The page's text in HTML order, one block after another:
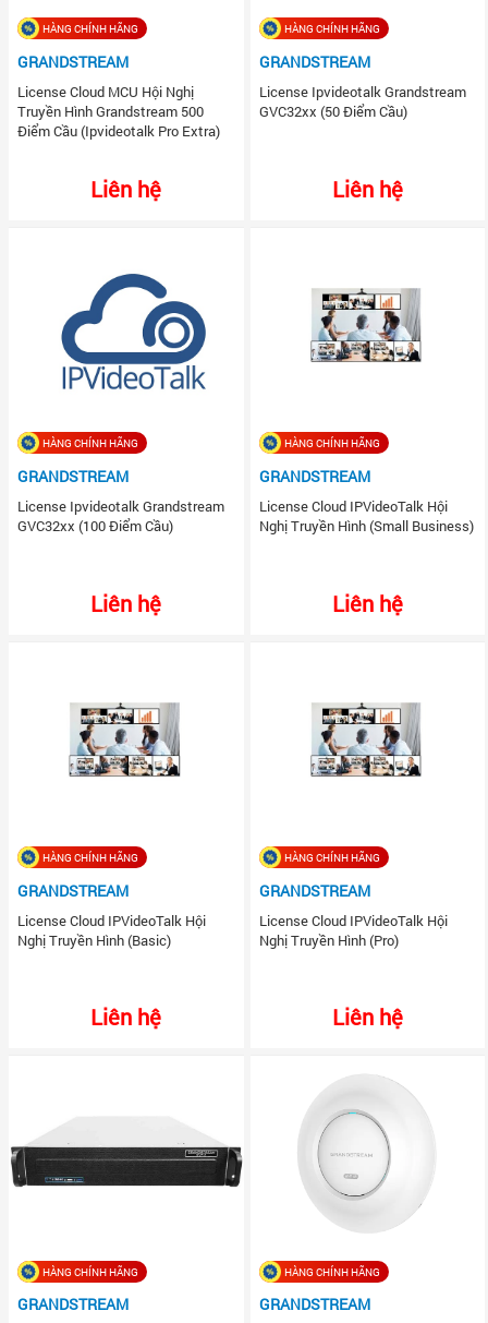
HÀNG CHÍNH HÃNG
GRANDSTREAM
License Cloud MCU Hội Nghị
Truyền Hình Grandstream 500
Điểm Cầu (Ipvideotalk Pro Extra)
Liên hệ
HÀNG CHÍNH HÃNG
GRANDSTREAM
License Ipvideotalk Grandstream
GVC32xx (50 Điểm Cầu)
Liên hệ
HÀNG CHÍNH HÃNG
GRANDSTREAM
License Ipvideotalk Grandstream
GVC32xx (100 Điểm Cầu)
Liên hệ
HÀNG CHÍNH HÃNG
GRANDSTREAM
License Cloud IPVideoTalk Hội
Nghị Truyền Hình (Small Business)
Liên hệ
HÀNG CHÍNH HÃNG
GRANDSTREAM
License Cloud IPVideoTalk Hội
Nghị Truyền Hình (Basic)
Liên hệ
HÀNG CHÍNH HÃNG
GRANDSTREAM
License Cloud IPVideoTalk Hội
Nghị Truyền Hình (Pro)
Liên hệ
HÀNG CHÍNH HÃNG
GRANDSTREAM
HÀNG CHÍNH HÃNG
GRANDSTREAM